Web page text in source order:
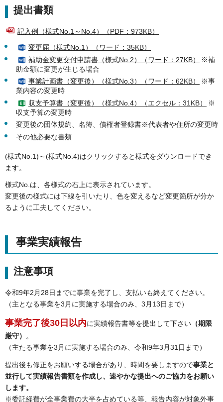
提出書類
記入例（様式No.1～No.4）（PDF：973KB）
変更届（様式No.1）（ワード：35KB）
補助金変更交付申請書（様式No.2）（ワード：27KB）
※補
助金額に変更が生じる場合
事業計画書（変更後）（様式No.3）（ワード：62KB）
※事
業内容の変更時
収支予算書（変更後）（様式No.4）（エクセル：31KB）
※
収支予算の変更時
変更後の団体規約、名簿、債権者登録書※代表者や住所の変更時
その他必要な書類
(様式No.1)～(様式No.4)はクリックすると様式をダウンロードでき
ます。
様式No.は、各様式の右上に表示されています。
変更後の様式には下線を引いたり、色を変えるなど変更箇所が分か
るように工夫してください。
事業実績報告
注意事項
令和9年2月28日までに事業を完了し、支払いも終えてください。
（主となる事業を3月に実施する場合のみ、3月13日まで）
事業完了後30日以内に実績報告書等を提出して下さい （期限
厳守） 。
（主たる事業を3月に実施する場合のみ、令和9年3月31日まで）
提出後も修正をお願いする場合があり、時間を要しますので事業と
並行して実績報告書類を作成し、速やかな提出へのご協力をお願い
します。
※委託経費が全事業費の大半を占めている等、報告内容が対象外事